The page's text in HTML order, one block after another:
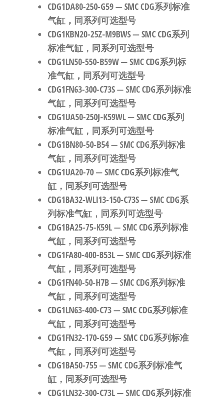
CDG1DA80-250-G59— SMC CDG系列标准
气缸，同系列可选型号
CDG1KBN20-25Z-M9BWS— SMC CDG系列
标准气缸，同系列可选型号
CDG1LN50-550-B59W— SMC CDG系列标
准气缸，同系列可选型号
CDG1FN63-300-C73S— SMC CDG系列标准
气缸，同系列可选型号
CDG1UA50-250J-K59WL— SMC CDG系列
标准气缸，同系列可选型号
CDG1BN80-50-B54— SMC CDG系列标准
气缸，同系列可选型号
CDG1UA20-70— SMC CDG系列标准气
缸，同系列可选型号
CDG1BA32-WLI13-150-C73S— SMC CDG系
列标准气缸，同系列可选型号
CDG1BA25-75-K59L— SMC CDG系列标准
气缸，同系列可选型号
CDG1FA80-400-B53L— SMC CDG系列标准
气缸，同系列可选型号
CDG1FN40-50-H7B— SMC CDG系列标准
气缸，同系列可选型号
CDG1LN63-400-C73— SMC CDG系列标准
气缸，同系列可选型号
CDG1FN32-170-G59— SMC CDG系列标准
气缸，同系列可选型号
CDG1BA50-755— SMC CDG系列标准气
缸，同系列可选型号
CDG1LN32-300-C73L— SMC CDG系列标准